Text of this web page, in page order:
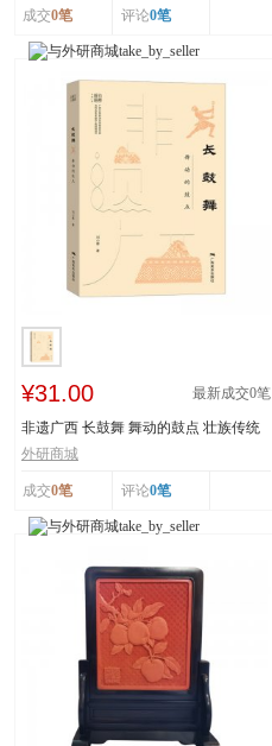
成交0笔 评论0笔
¥31.00 最新成交0笔
非遗广西 长鼓舞 舞动的鼓点 壮族传统
舞蹈瑶族舞蹈...
外研商城
成交0笔 评论0笔